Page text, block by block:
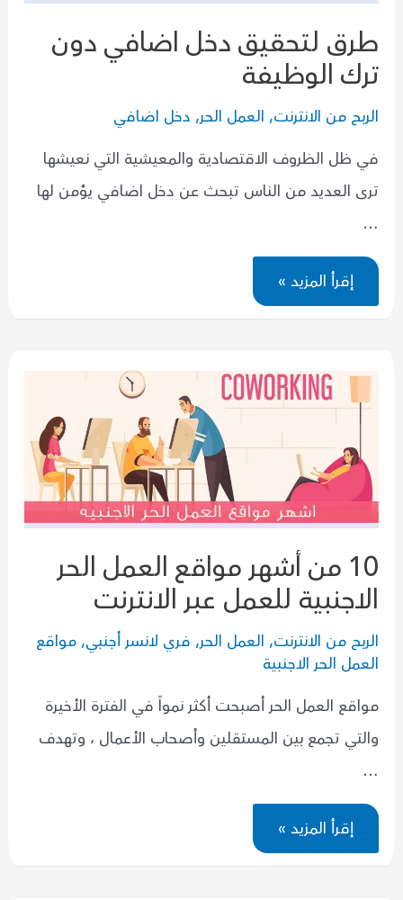
طرق لتحقيق دخل اضافي دون
ترك الوظيفة
الربح من الانترنت, العمل الحر, دخل اضافي
في ظل الظروف الاقتصادية والمعيشية التي نعيشها
ترى العديد من الناس تبحث عن دخل اضافي يؤمن لها
…
طرق
لتحقيق
دخل
اضافي
إقرأ المزيد »
10 من أشهر مواقع العمل الحر
الاجنبية للعمل عبر الانترنت
الربح من الانترنت, العمل الحر, فري لانسر أجنبي, مواقع
العمل الحر الاجنبية
مواقع العمل الحر أصبحت أكثر نمواً في الفترة الأخيرة
والتي تجمع بين المستقلين وأصحاب الأعمال ، وتهدف
…
10
من
أشهر
مواقع
إقرأ المزيد »